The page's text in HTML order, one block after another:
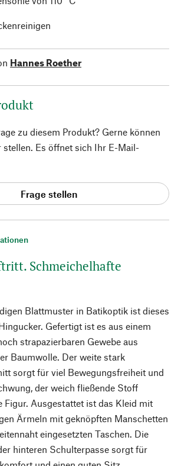
Schmeichelhafte
Blattmuster in Batikoptik ist dieses
Gefertigt ist es aus einem
strapazierbaren Gewebe aus
Baumwolle. Der weite stark
sorgt für viel Bewegungsfreiheit und
der weich fließende Stoff
Figur. Ausgestattet ist das Kleid mit
Ärmeln mit geknöpften Manschetten
eingesetzten Taschen. Die
hinteren Schulterpasse sorgt für
Hannes Roether
zu diesem Produkt? Gerne können
stellen. Es öffnet sich Ihr E-Mail-
Frage stellen